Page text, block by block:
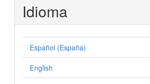
Idioma
Español (España)
English